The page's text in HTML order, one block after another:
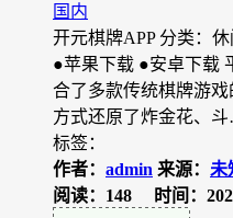
国内
开元棋牌APP 分类：
●苹果下载 ●安卓下载
合了多款传统棋牌游
方式还原了炸金花、
标签：
作者： admin 来源： 未
阅读：148
时间：